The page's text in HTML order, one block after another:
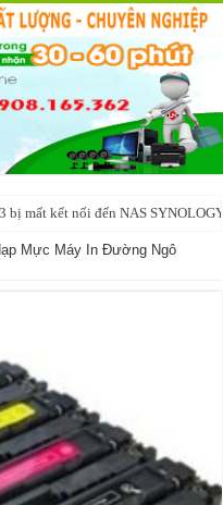
bị mất kết nối đến NAS
chạy SYNOLOGY, OMV, CASA
Mực Máy In Đường Ngô